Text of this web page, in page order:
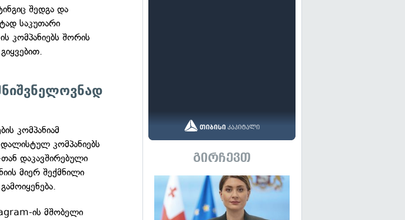
შედგა და
საკუთარი
კომპანიებს შორის
კომპანიამ
კომპანიებს
დაკავშირებული
მიერ შექმნილი
ის მშობელი
გირჩევთ